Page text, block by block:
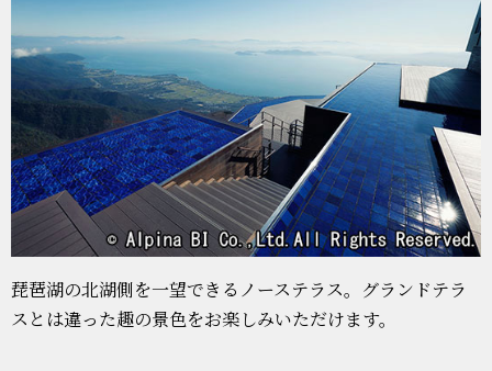
琵琶湖の北湖側を一望できるノーステラス。グランドテラ
スとは違った趣の景色をお楽しみいただけます。